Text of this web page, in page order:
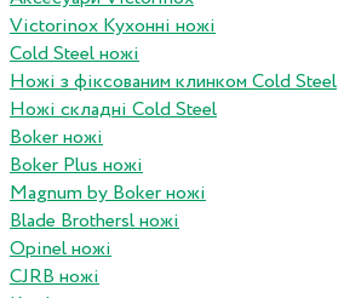
Victorinox Кухонні ножі
Cold Steel ножі
Ножі з фіксованим клинком Cold Steel
Ножі складні Cold Steel
Boker ножі
Boker Plus ножі
Magnum by Boker ножі
Blade Brothersl ножі
Opinel ножі
CJRB ножі